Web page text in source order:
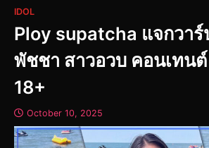
IDOL
Ploy supatcha แจกวา
พัชชา สาวอวบ คอนเทน
18+
October 10, 2025